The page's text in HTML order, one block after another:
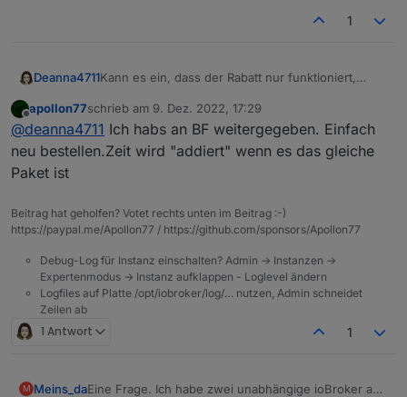
Funktionalität so lange erhalten, bis ioBroker
Verbindung vorhanden UND VIS Adapter neu
Andere Komponenten wie History und FLOT
sind davon nicht betroffen?
1
Deanna4711Kann es ein, dass der Rabatt nur funktioniert,
der Rabatt nicht angerechnet wird, wenn ich auf
"Nachbestellen" gehe?
Oder habe ich einen Denkfehler?
Offline
apollon77schrieb am 9. Dez. 2022, 17:29
zuletzt editiert von
@deanna4711 Ich habs an BF weitergegeben. Einfach
neu bestellen.Zeit wird "addiert" wenn es das gleiche
Paket ist
Beitrag hat geholfen? Votet rechts unten im Beitrag :-)
https://paypal.me/Apollon77 / https://github.com/sponsors/Apollon77
Debug-Log für Instanz einschalten? Admin -> Instanzen ->
Expertenmodus -> Instanz aufklappen - Loglevel ändern
Logfiles auf Platte /opt/iobroker/log/… nutzen, Admin schneidet
Zeilen ab
1 Antwort 1
M Meins_daEine Frage. Ich habe zwei unabhängige ioBroker an